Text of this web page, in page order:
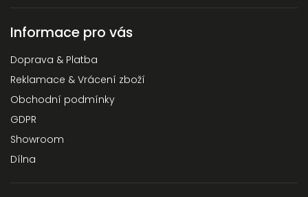
Informace pro vás
Doprava & Platba
Reklamace & Vrácení zboží
Obchodní podmínky
GDPR
Showroom
Dílna